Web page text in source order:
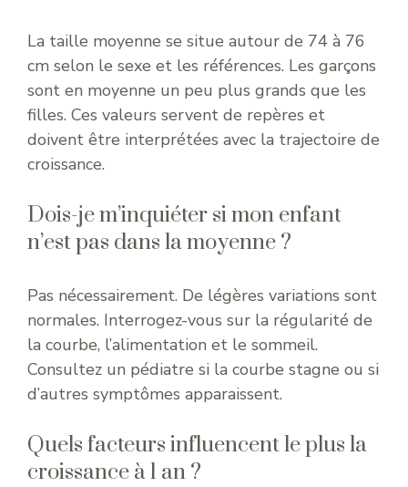
La taille moyenne se situe autour de 74 à 76
cm selon le sexe et les références. Les garçons
sont en moyenne un peu plus grands que les
filles. Ces valeurs servent de repères et
doivent être interprétées avec la trajectoire de
croissance.
Dois-je m’inquiéter si mon enfant
n’est pas dans la moyenne ?
Pas nécessairement. De légères variations sont
normales. Interrogez-vous sur la régularité de
la courbe, l’alimentation et le sommeil.
Consultez un pédiatre si la courbe stagne ou si
d’autres symptômes apparaissent.
Quels facteurs influencent le plus la
croissance à 1 an ?